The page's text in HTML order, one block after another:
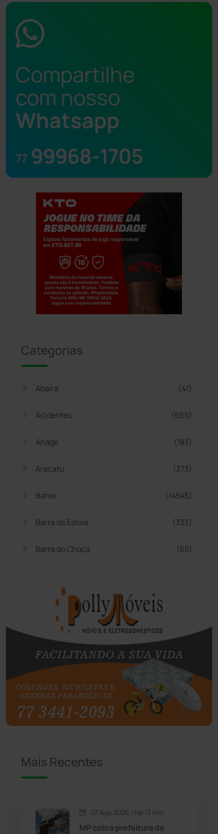
Compartilhe
com nosso
Whatsapp
77 99968-1705
Categorias
Abaíra (41)
Acidentes (665)
Anagé (183)
Aracatu (373)
Bahia (14545)
Barra da Estiva (333)
Barra do Choça (65)
Bom Jesus da Lapa
Boquira
Botuporã (72)
Brasil (7680)
Brumado (31955)
Caetanos
Candiba
Mais Recentes
07 Ago 2026 / Há 13 min
MP cobra prefeitura de